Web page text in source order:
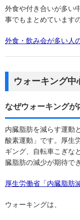
外食や付き合いが多い
事でもまとめています
外食・飲み会が多い人
ウォーキング
なぜウォーキングが
内臓脂肪を減らす運動
酸素運動」です。厚生
ギング、自転車こぎな
臓脂肪の減少が期待で
厚生労働省「内臓脂肪
ウォーキングは、